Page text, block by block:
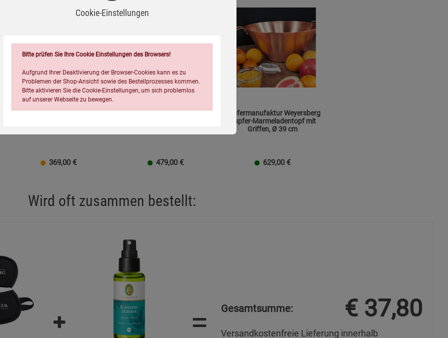
Neopren kann in spezialisierten Recyclingstellen
Nicht in der Waschmaschine waschen oder chemisch
um Kratzer oder Beschädigungen bei gestapeltem
Kupfermanufaktur Weyersberg
369,00 €
Kupfermanufaktur Weyersberg
479,00 €
Kupfermanufaktur Weyersberg
Kupfer-Marmeladentopf mit
Griffen, Ø 39 cm
629,00 €
Wird oft zusammen bestellt:
= Gesamtsumme: € 37,80
Versandkostenfreie Lieferung innerhalb
Cookie-Einstellungen
Bitte prüfen Sie Ihre Cookie Einstellungen des Browsers!
Aufgrund Ihrer Deaktivierung der Browser-Cookies kann es zu
Problemen der Shop-Ansicht sowie des Bestellprozesses kommen.
Bitte aktivieren Sie die Cookie-Einstellungen, um sich problemlos
auf unserer Webseite zu bewegen.
Cookie-Informationen anzeigen
Statistik Cookies (1)
Beschreibung Statistik Cookies
Cookie-Informationenanzeigen